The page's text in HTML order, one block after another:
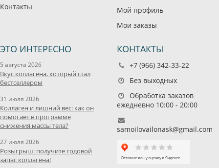
Контакты
Мой профиль
Мои заказы
ЭТО ИНТЕРЕСНО
5 августа 2026
Вкус коллагена, который стал
бестселлером
31 июля 2026
Коллаген и лишний вес: как он
помогает в программе
снижения массы тела?
27 июля 2026
Розыгрыш: получите годовой
запас коллагена!
КОНТАКТЫ
+7 (966) 342-33-22
Без выходных
Обработка заказов
ежедневно 10:00 - 20:00
samoilovailonask@gmail.com